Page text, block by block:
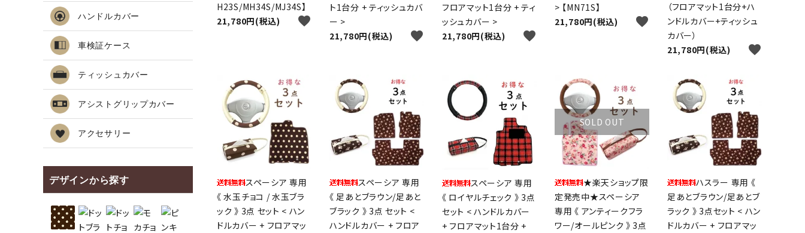
H23S/MH34S/MJ34S】
21,780円(税込)
favorite
ト1台分 + ティッシュカバ
ー >
21,780円(税込)
favorite
フロアマット1台分 + ティ
ッシュカバー >
21,780円(税込)
favorite
> 【MN71S】
21,780円(税込)
favorite
（フロアマット1台分+ハ
ンドルカバー+ティッシュ
カバー）
21,780円(税込)
favorite
スペーシア 専用
《 水玉チョコ / 水玉ブラ
ック 》 3点 セット < ハン
ドルカバー + フロアマッ
スペーシア 専用
《 足あとブラウン/足あと
ブラック 》 3点 セット <
ハンドルカバー + フロア
スペーシア 専用
《 ロイヤルチェック 》 3点
セット < ハンドルカバー
+ フロアマット1台分 +
SOLD OUT
★楽天ショップ限
定発売中★スペーシア
専用 《 アンティークフラ
ワー/オールピンク 》 3点
ハスラー 専用 《
足あとブラウン/足あとブ
ラック 》 3点セット < ハン
ドルカバー + フロアマッ
ハンドルカバー
車検証ケース
ティッシュカバー
アシストグリップカバー
アクセサリー
デザインから探す